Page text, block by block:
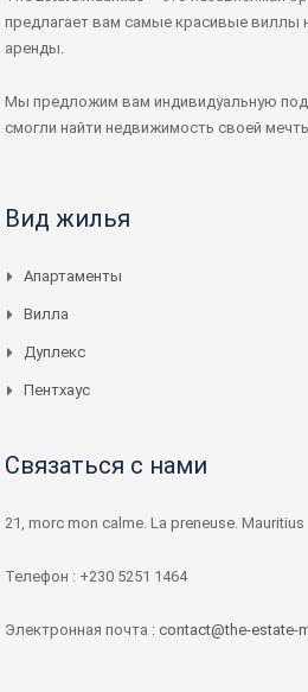
предлагает вам самые красивые виллы
аренды.
Мы предложим вам индивидуальную
смогли найти недвижимость своей
Вид жилья
Апартаменты
Вилла
Дуплекс
Пентхаус
Связаться с нами
21, morc mon calme. La preneuse. Mauritius
Телефон : +230 5251 1464
Электронная почта : contact@the-estate-